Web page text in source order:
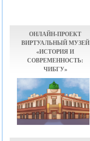
ОНЛАЙН-ПРОЕКТ
ВИРТУАЛЬНЫЙ МУЗЕЙ
«ИСТОРИЯ И
СОВРЕМЕННОСТЬ:
ЧИБГУ»